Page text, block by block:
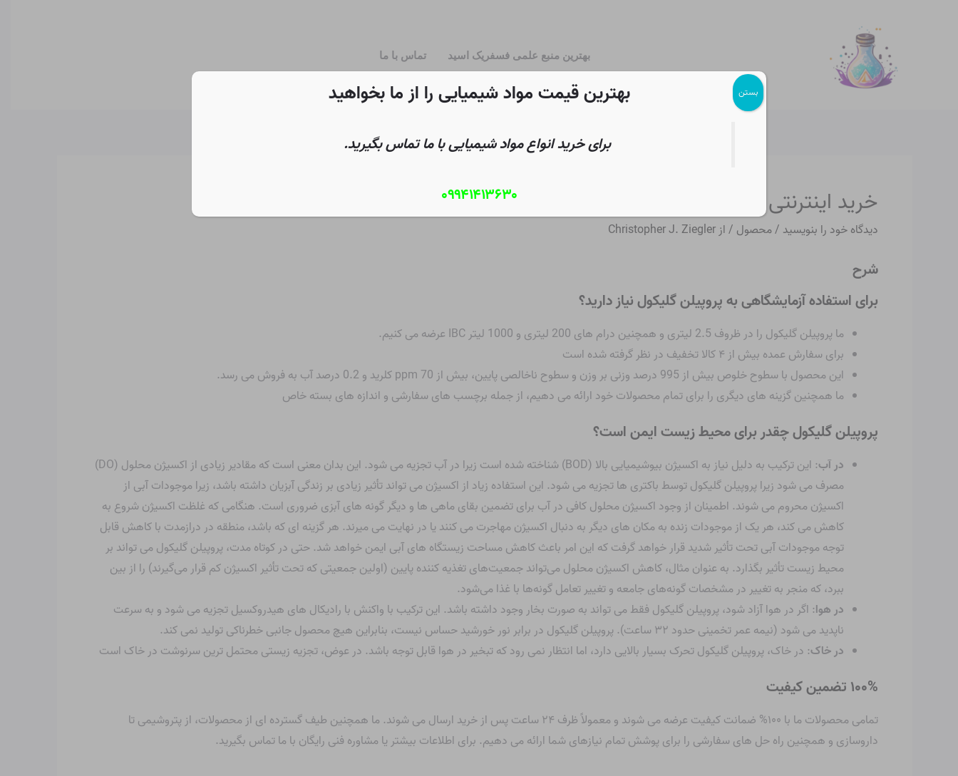
بهترین منبع علمی فسفریک اسید تماس با ما
خرید اینترنتی پروپیلن گلیکول LRG
دیدگاه‌ خود را بنویسید /محصول / از Christopher J. Ziegler
شرح
برای استفاده آزمایشگاهی به پروپیلن گلیکول نیاز دارید؟
ما پروپیلن گلیکول را در ظروف 2.5 لیتری و همچنین درام های 200 لیتری و 1000 لیتر IBC عرضه می کنیم.
برای سفارش عمده بیش از ۴ کالا تخفیف در نظر گرفته شده است
این محصول با سطوح خلوص بیش از 995 درصد وزنی بر وزن و سطوح ناخالصی پایین، بیش از 70 ppm کلرید و 0.2 درصد آب به فروش می رسد.
ما همچنین گزینه های دیگری را برای تمام محصولات خود ارائه می دهیم، از جمله برچسب های سفارشی و اندازه های بسته خاص
پروپیلن گلیکول چقدر برای محیط زیست ایمن است؟
در آب
: این ترکیب به دلیل نیاز به اکسیژن بیوشیمیایی بالا (BOD) شناخته شده است زیرا در آب تجزیه می شود. این بدان معنی است که مقادیر زیادی از اکسیژن محلول (DO)
مصرف می شود زیرا پروپیلن گلیکول توسط باکتری ها تجزیه می شود. این استفاده زیاد از اکسیژن می تواند تأثیر زیادی بر زندگی آبزیان داشته باشد، زیرا موجودات آبی از
اکسیژن محروم می شوند. اطمینان از وجود اکسیژن محلول کافی در آب برای تضمین بقای ماهی ها و دیگر گونه های آبزی ضروری است. هنگامی که غلظت اکسیژن شروع به
کاهش می کند، هر یک از موجودات زنده به مکان های دیگر به دنبال اکسیژن مهاجرت می کنند یا در نهایت می میرند. هر گزینه ای که باشد، منطقه در درازمدت با کاهش قابل
توجه موجودات آبی تحت تأثیر شدید قرار خواهد گرفت که این امر باعث کاهش مساحت زیستگاه های آبی ایمن خواهد شد. حتی در کوتاه مدت، پروپیلن گلیکول می تواند بر
محیط زیست تأثیر بگذارد. به عنوان مثال، کاهش اکسیژن محلول می‌تواند جمعیت‌های تغذیه کننده پایین (اولین جمعیتی که تحت تأثیر اکسیژن کم قرار می‌گیرند) را از بین
ببرد، که منجر به تغییر در مشخصات گونه‌های جامعه و تغییر تعامل گونه‌ها با غذا می‌شود.
در هوا: اگر در هوا آزاد شود، پروپیلن گلیکول فقط می تواند به صورت بخار وجود داشته باشد. این ترکیب با واکنش با رادیکال های هیدروکسیل تجزیه می شود و به سرعت
ناپدید می شود (نیمه عمر تخمینی حدود ۳۲ ساعت). پروپیلن گلیکول در برابر نور خورشید حساس نیست، بنابراین هیچ محصول جانبی خطرناکی تولید نمی کند.
در خاک: در خاک، پروپیلن گلیکول تحرک بسیار بالایی دارد، اما انتظار نمی رود که تبخیر در هوا قابل توجه باشد. در عوض، تجزیه زیستی محتمل ترین سرنوشت در خاک است
۱۰۰% تضمین کیفیت
تمامی محصولات ما با ۱۰۰% ضمانت کیفیت عرضه می شوند و معمولاً ظرف ۲۴ ساعت پس از خرید ارسال می شوند. ما همچنین طیف گسترده ای از محصولات، از پتروشیمی تا
داروسازی و همچنین راه حل های سفارشی را برای پوشش تمام نیازهای شما ارائه می دهیم. برای اطلاعات بیشتر یا مشاوره فنی رایگان با ما تماس بگیرید.
نوشته
بهترین قیمت مواد شیمیایی را از ما بخواهید
برای خرید انواع مواد شیمیایی با ما تماس بگیرید.
۰۹۹۴۱۴۱۳۶۳۰
بستن